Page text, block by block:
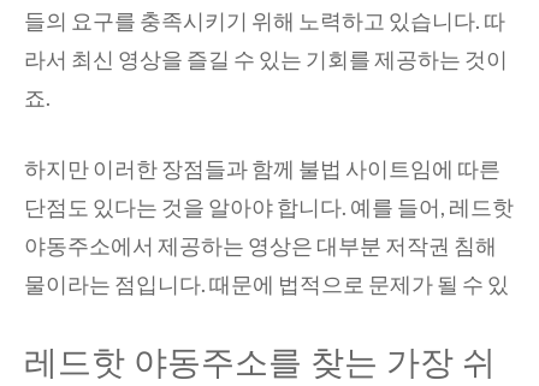
들의 요구를 충족시키기 위해 노력하고 있습니다. 따
라서 최신 영상을 즐길 수 있는 기회를 제공하는 것이
죠.
하지만 이러한 장점들과 함께 불법 사이트임에 따른
단점도 있다는 것을 알아야 합니다. 예를 들어, 레드핫
야동주소에서 제공하는 영상은 대부분 저작권 침해
물이라는 점입니다. 때문에 법적으로 문제가 될 수 있
레드핫 야동주소를 찾는 가장 쉬